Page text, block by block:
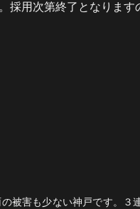
用次第終了となります
被害も少ない神戸です。